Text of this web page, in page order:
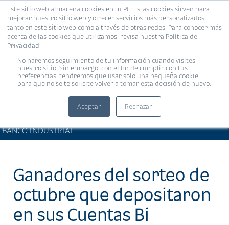
Este sitio web almacena cookies en tu PC. Estas cookies sirven para
mejorar nuestro sitio web y ofrecer servicios más personalizados,
tanto en este sitio web como a través de otras redes. Para conocer más
acerca de las cookies que utilizamos, revisa nuestra Política de
Privacidad.
No haremos seguimiento de tu información cuando visites
nuestro sitio. Sin embargo, con el fin de cumplir con tus
preferencias, tendremos que usar solo una pequeña cookie
para que no se te solicite volver a tomar esta decisión de nuevo.
Aceptar Rechazar
MENÚ
BANCO INDUSTRIAL
Ganadores del sorteo de
octubre que depositaron
en sus Cuentas Bi